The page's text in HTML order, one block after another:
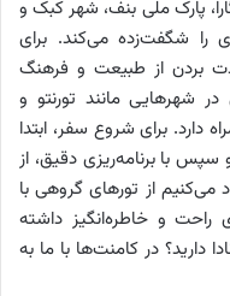
پارک ملی بنف، شهر کبک و
شگفت‌زده می‌کند. برای
لذت بردن از طبیعت و فرهنگ
شهرهایی مانند تورنتو و
دارد. برای شروع سفر، ابتدا
سپس با برنامه‌ریزی دقیق، از
می‌کنیم از تورهای گروهی با
راحت و خاطره‌انگیز داشته
دارید؟ در کامنت‌ها با ما به